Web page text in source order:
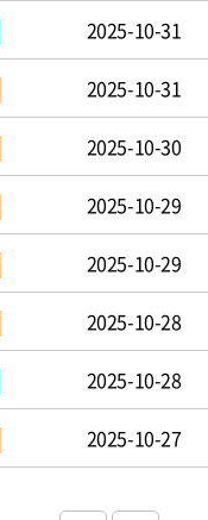
2025-10-31
2025-10-31
2025-10-30
2025-10-29
2025-10-29
2025-10-28
2025-10-28
2025-10-27